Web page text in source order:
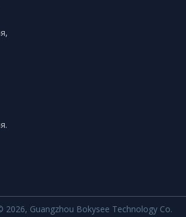
2026, Guangzhou Bokysee Technology Co.